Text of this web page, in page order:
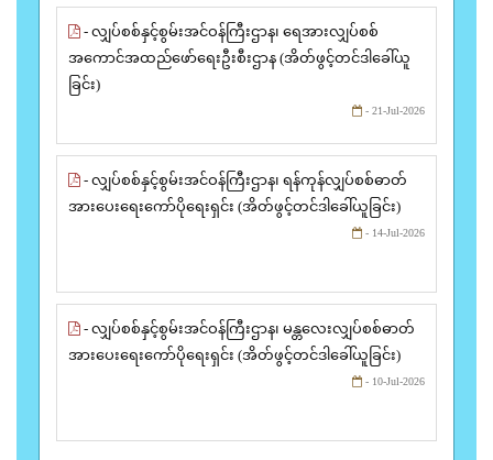
- လျှပ်စစ်နှင့်စွမ်းအင်ဝန်ကြီးဌာန၊ ရေအားလျှပ်စစ်
အကောင်အထည်ဖော်ရေးဦးစီးဌာန (အိတ်ဖွင့်တင်ဒါခေါ်ယူ
ခြင်း)
- 21-Jul-2026
- လျှပ်စစ်နှင့်စွမ်းအင်ဝန်ကြီးဌာန၊ ရန်ကုန်လျှပ်စစ်ဓာတ်
အားပေးရေးကော်ပိုရေးရှင်း (အိတ်ဖွင့်တင်ဒါခေါ်ယူခြင်း)
- 14-Jul-2026
- လျှပ်စစ်နှင့်စွမ်းအင်ဝန်ကြီးဌာန၊ မန္တလေးလျှပ်စစ်ဓာတ်
အားပေးရေးကော်ပိုရေးရှင်း (အိတ်ဖွင့်တင်ဒါခေါ်ယူခြင်း)
- 10-Jul-2026